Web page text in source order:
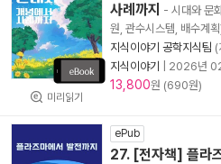
미리읽기
사례까지 - 시대와 문
원, 관수시스템, 배수계
지식이야기 공학지식팀 (
지식이야기
2026년
13,800원 (690원)
ePub
27. [전자책] 플라